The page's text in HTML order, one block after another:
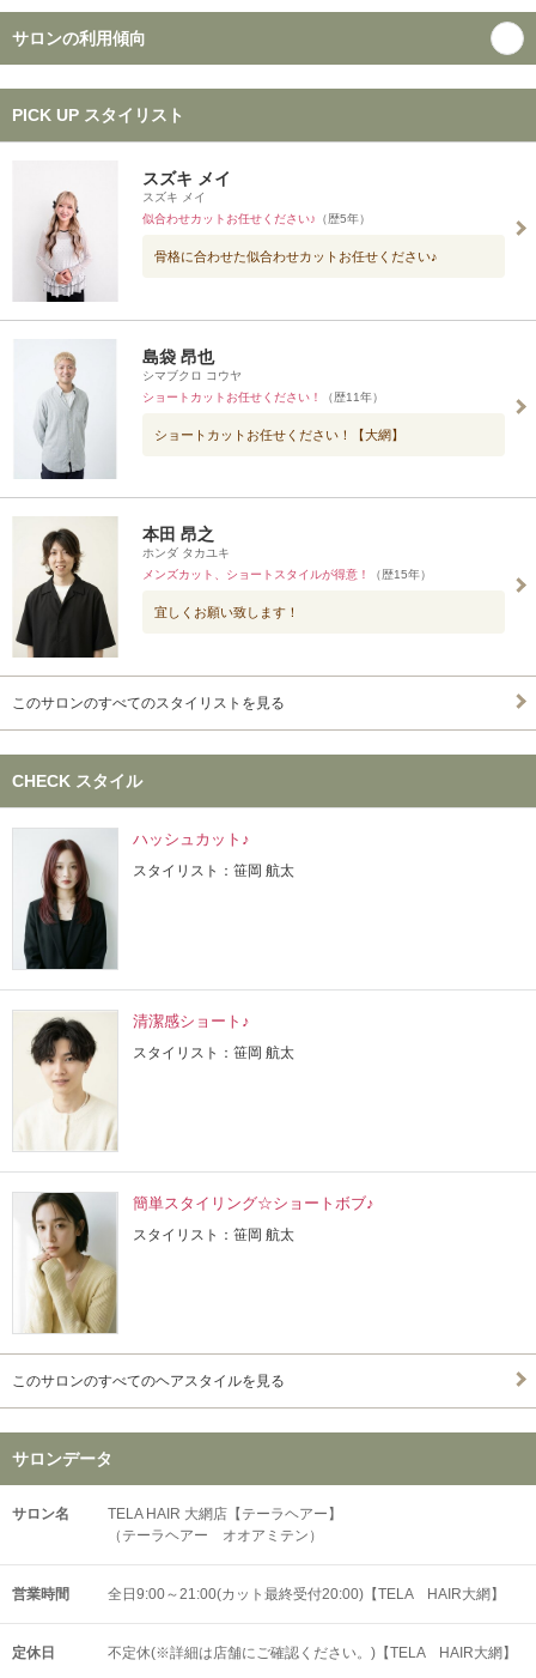
サロンの利用傾向
PICK UP スタイリスト
スズキ メイ
スズキ メイ
似合わせカットお任せください♪ （歴5年）
骨格に合わせた似合わせカットお任せください♪
島袋 昂也
シマブクロ コウヤ
ショートカットお任せください！
（歴11年）
ショートカットお任せください！【大網】
本田 昂之
ホンダ タカユキ
メンズカット、ショートスタイルが得意！
（歴15年）
宜しくお願い致します！
このサロンのすべてのスタイリストを見る
CHECK スタイル
ハッシュカット♪
スタイリスト：笹岡 航太
清潔感ショート♪
スタイリスト：笹岡 航太
簡単スタイリング☆ショートボブ♪
スタイリスト：笹岡 航太
このサロンのすべてのヘアスタイルを見る
サロンデータ
サロン名
TELA HAIR 大網店【テーラヘアー】
（テーラヘアー オオアミテン）
営業時間 全日9:00～21:00(カット最終受付20:00)【TELA HAIR大網】
定休日 不定休(※詳細は店舗にご確認ください。)【TELA HAIR大網】